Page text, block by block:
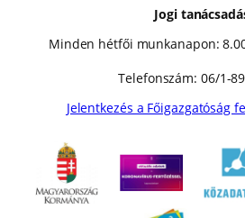
Jogi
Minden hétfői munkanapon:
Telefonszám: 06/1-
Jelentkezés a Főigazgatóság